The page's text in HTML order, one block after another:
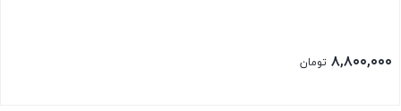
۸,۸۰۰,۰۰۰ تومان